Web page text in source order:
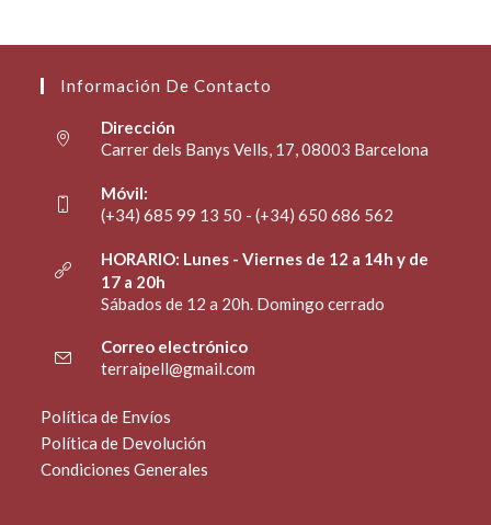
Información De Contacto
Dirección
Carrer dels Banys Vells, 17, 08003 Barcelona
Móvil:
(+34) 685 99 13 50 - (+34) 650 686 562
HORARIO: Lunes - Viernes de 12 a 14h y de
17 a 20h
Sábados de 12 a 20h. Domingo cerrado
Correo electrónico
terraipell@gmail.com
Política de Envíos
Política de Devolución
Condiciones Generales